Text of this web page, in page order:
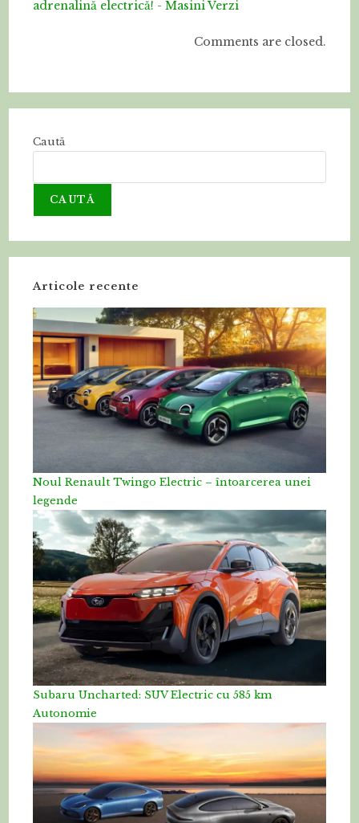
adrenalină electrică! - Masini Verzi
Comments are closed.
Caută
CAUTĂ
Articole recente
Noul Renault Twingo Electric – întoarcerea unei
legende
Subaru Uncharted: SUV Electric cu 585 km
Autonomie